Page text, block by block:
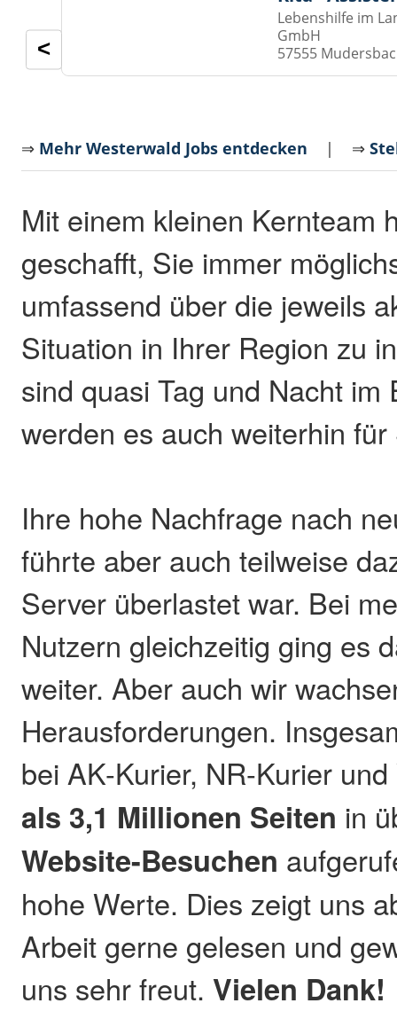
Lebenshilfe im
GmbH
57555
<
⇒ Mehr Westerwald Jobs entdecken | ⇒
Mit einem kleinen Kernteam
geschafft, Sie immer
umfassend über die jeweils
Situation in Ihrer Region zu
sind quasi Tag und Nacht im
werden es auch weiterhin
Ihre hohe Nachfrage nach
führte aber auch teilweise
Server überlastet war. Bei
Nutzern gleichzeitig ging es
weiter. Aber auch wir
Herausforderungen.
bei AK-Kurier, NR-Kurier
als 3,1 Millionen Seiten in
Website-Besuchen
hohe Werte. Dies zeigt uns
Arbeit gerne gelesen und
uns sehr freut. Vielen Dank!